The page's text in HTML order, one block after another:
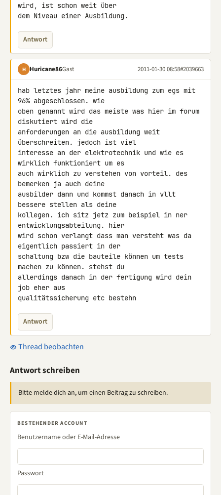
wird, ist schon weit über
dem Niveau einer Ausbildung.
Antwort
H Huricane86Gast 2011-01-30 08:58#2039663
hab letztes jahr meine ausbildung zum egs mit
96% abgeschlossen. wie
oben genannt wird das meiste was hier im forum
diskutiert wird die
anforderungen an die ausbildung weit
überschreiten. jedoch ist viel
interesse an der elektrotechnik und wie es
wirklich funktioniert um es
auch wirklich zu verstehen von vorteil. des
bemerken ja auch deine
ausbilder dann und kommst danach in vllt
bessere stellen als deine
kollegen. ich sitz jetz zum beispiel in ner
entwicklungsabteilung. hier
wird schon verlangt dass man versteht was da
eigentlich passiert in der
schaltung bzw die bauteile können um tests
machen zu können. stehst du
allerdings danach in der fertigung wird dein
job eher aus
qualitätssicherung etc bestehn
Antwort
Thread beobachten
Antwort schreiben
Bitte melde dich an, um einen Beitrag zu schreiben.
BESTEHENDER ACCOUNT
Benutzername oder E-Mail-Adresse
Passwort